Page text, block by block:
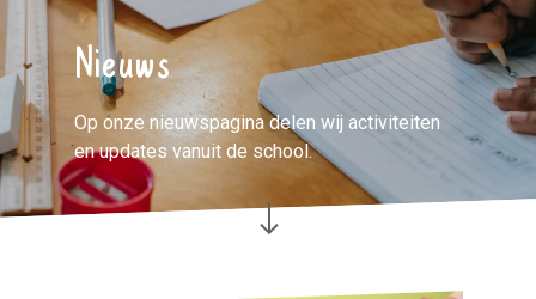
Nieuws
Op onze nieuwspagina delen wij activiteiten
en updates vanuit de school.